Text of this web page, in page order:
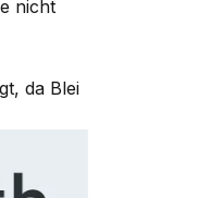
nicht
da Blei